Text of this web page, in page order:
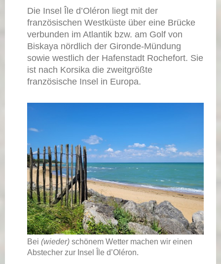
Die Insel Île d’Oléron liegt mit der
französischen Westküste über eine Brücke
verbunden im Atlantik bzw. am Golf von
Biskaya nördlich der Gironde-Mündung
sowie westlich der Hafenstadt Rochefort. Sie
ist nach Korsika die zweitgrößte
französische Insel in Europa.
Bei (wieder) schönem Wetter machen wir einen
Abstecher zur Insel Île d’Oléron.